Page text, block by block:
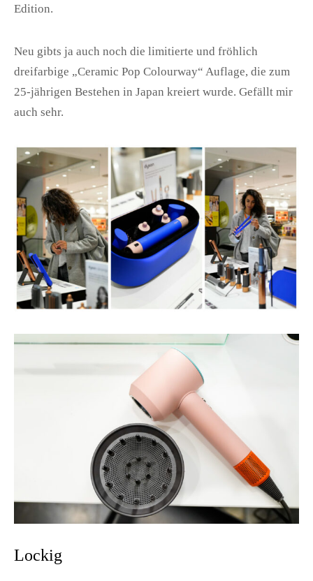
Edition.
Neu gibts ja auch noch die limitierte und fröhlich
dreifarbige „Ceramic Pop Colourway“ Auflage, die zum
25-jährigen Bestehen in Japan kreiert wurde. Gefällt mir
auch sehr.
Lockig